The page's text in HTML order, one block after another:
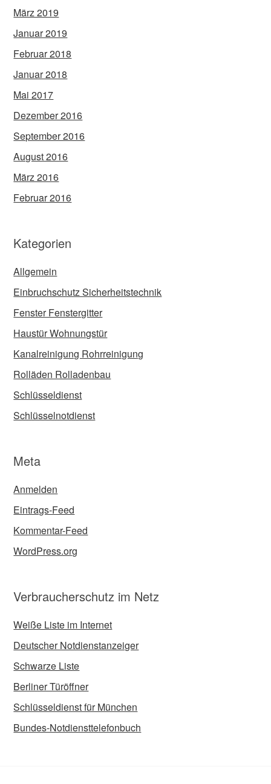
März 2019
Januar 2019
Februar 2018
Januar 2018
Mai 2017
Dezember 2016
September 2016
August 2016
März 2016
Februar 2016
Kategorien
Allgemein
Einbruchschutz Sicherheitstechnik
Fenster Fenstergitter
Haustür Wohnungstür
Kanalreinigung Rohrreinigung
Rolläden Rolladenbau
Schlüsseldienst
Schlüsselnotdienst
Meta
Anmelden
Eintrags-Feed
Kommentar-Feed
WordPress.org
Verbraucherschutz im Netz
Weiße Liste im Internet
Deutscher Notdienstanzeiger
Schwarze Liste
Berliner Türöffner
Schlüsseldienst für München
Bundes-Notdiensttelefonbuch